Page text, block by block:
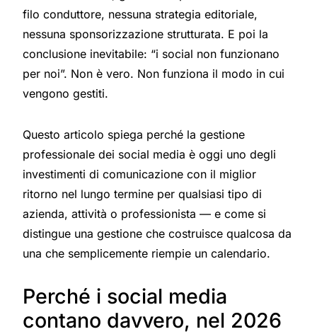
filo conduttore, nessuna strategia editoriale,
nessuna sponsorizzazione strutturata. E poi la
conclusione inevitabile: “i social non funzionano
per noi”. Non è vero. Non funziona il modo in cui
vengono gestiti.
Questo articolo spiega perché la gestione
professionale dei social media è oggi uno degli
investimenti di comunicazione con il miglior
ritorno nel lungo termine per qualsiasi tipo di
azienda, attività o professionista — e come si
distingue una gestione che costruisce qualcosa da
una che semplicemente riempie un calendario.
Perché i social media
contano davvero, nel 2026